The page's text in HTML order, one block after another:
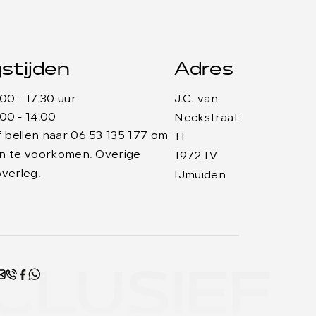
- 17.30 uur
- 14.00
naar 06 53 135 177 om
te voorkomen. Overige
Adres
J.C. van
Neckstraat
1972 LV
IJmuiden